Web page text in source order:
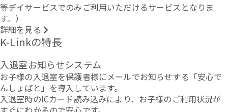
等デイサービスでのみご利用いただけるサービスとなりま
す。）
詳細を見る
K-Linkの特長
入退室お知らせシステム
お子様の入退室を保護者様にメールでお知らせする「安心で
んしょばと」を導入しています。
入退室時のICカード読み込みにより、お子様のご利用状況が